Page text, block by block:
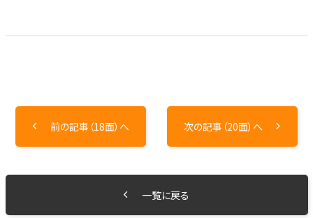
前の記事（18面）へ 次の記事（20面）へ
一覧に戻る